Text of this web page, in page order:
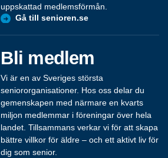
uppskattad medlemsförmån.
Gå till senioren.se
Bli medlem
Vi är en av Sveriges största
seniororganisationer. Hos oss delar du
gemenskapen med närmare en kvarts
miljon medlemmar i föreningar över hela
landet. Tillsammans verkar vi för att skapa
bättre villkor för äldre – och ett aktivt liv för
dig som senior.